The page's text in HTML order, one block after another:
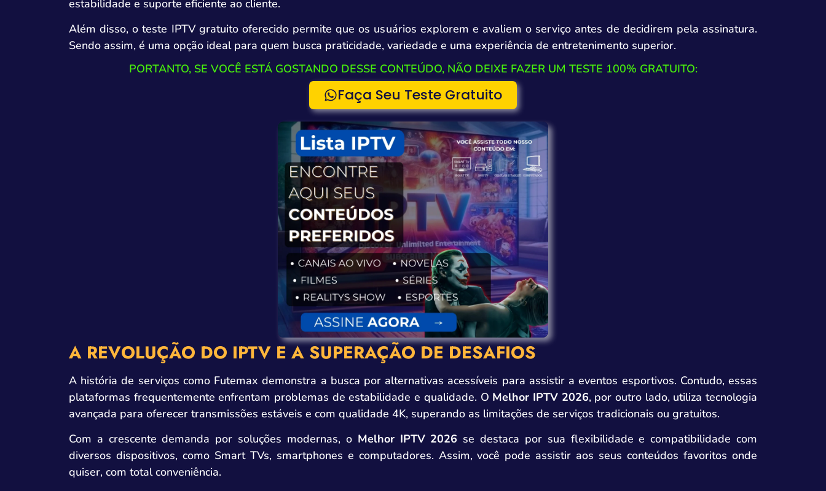
estabilidade e suporte eficiente ao cliente.
Além disso, o teste IPTV gratuito oferecido permite que os usuários explorem e avaliem o serviço antes de decidirem pela assinatura.
Sendo assim, é uma opção ideal para quem busca praticidade, variedade e uma experiência de entretenimento superior.
PORTANTO, SE VOCÊ ESTÁ GOSTANDO DESSE CONTEÚDO, NÃO DEIXE FAZER UM TESTE 100% GRATUITO:
Faça Seu Teste Gratuito
A REVOLUÇÃO DO IPTV E A SUPERAÇÃO DE DESAFIOS
A história de serviços como Futemax demonstra a busca por alternativas acessíveis para assistir a eventos esportivos. Contudo, essas
plataformas frequentemente enfrentam problemas de estabilidade e qualidade. O Melhor IPTV 2026, por outro lado, utiliza tecnologia
avançada para oferecer transmissões estáveis e com qualidade 4K, superando as limitações de serviços tradicionais ou gratuitos.
Com a crescente demanda por soluções modernas, o Melhor IPTV 2026 se destaca por sua flexibilidade e compatibilidade com
diversos dispositivos, como Smart TVs, smartphones e computadores. Assim, você pode assistir aos seus conteúdos favoritos onde
quiser, com total conveniência.